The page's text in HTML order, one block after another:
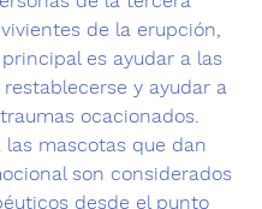
de la erupción,
es ayudar a las
y ayudar a
ocacionados.
las mascotas que dan
son considerados
desde el punto